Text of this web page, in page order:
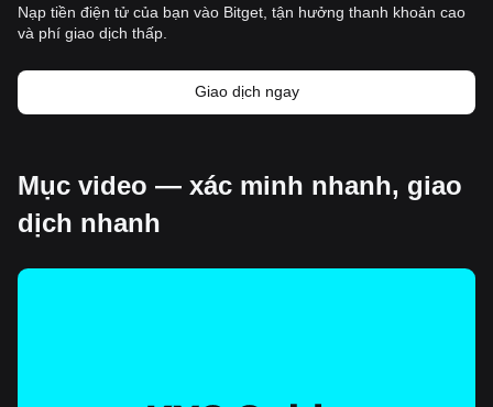
Nạp tiền điện tử của bạn vào Bitget, tận hưởng thanh khoản cao
và phí giao dịch thấp.
Giao dịch ngay
Mục video — xác minh nhanh, giao
dịch nhanh